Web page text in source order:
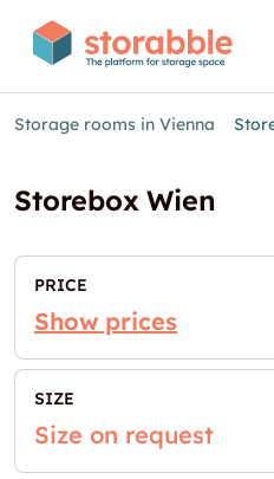
Storage rooms in Vienna
Storebox Wien
PRICE
Show prices
SIZE
Size on request